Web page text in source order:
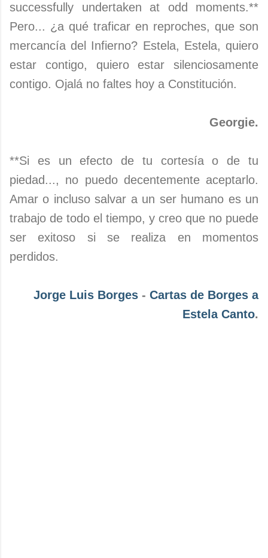
successfully undertaken at odd moments.**
Pero... ¿a qué traficar en reproches, que son
mercancía del Infierno? Estela, Estela, quiero
estar contigo, quiero estar silenciosamente
contigo. Ojalá no faltes hoy a Constitución.
Georgie.
**Si es un efecto de tu cortesía o de tu
piedad..., no puedo decentemente aceptarlo.
Amar o incluso salvar a un ser humano es un
trabajo de todo el tiempo, y creo que no puede
ser exitoso si se realiza en momentos
perdidos.
Jorge Luis Borges - Cartas de Borges a
Estela Canto.